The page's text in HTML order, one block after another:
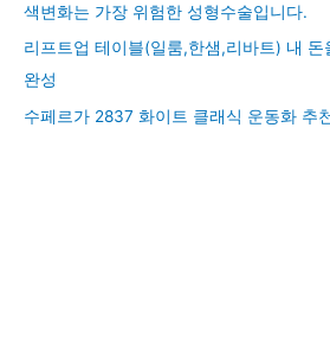
색변화는 가장 위험한 성형수술입니다.
리프트업 테이블(일룸,한샘,리바트) 내 돈
완성
수페르가 2837 화이트 클래식 운동화 추